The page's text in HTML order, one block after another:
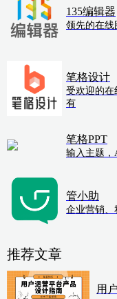
135编辑器
领先的在线
笔格设计
受欢迎的在
有
笔格PPT
输入主题，
管小助
企业营销
推荐文章
用